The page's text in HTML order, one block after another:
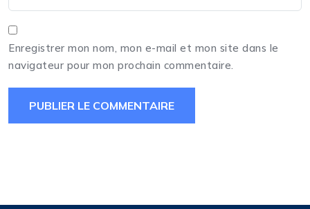
Enregistrer mon nom, mon e-mail et mon site dans le
navigateur pour mon prochain commentaire.